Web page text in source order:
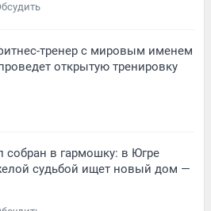
тренер с мировым именем
открытую тренировку
в гармошку: в Югре
судьбой ищет новый дом —